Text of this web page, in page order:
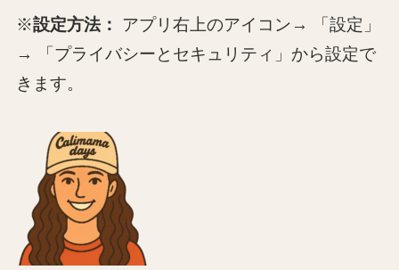
※設定方法：
アプリ右上のアイコン→ 「設定」
→ 「プライバシーとセキュリティ」から設定で
きます。